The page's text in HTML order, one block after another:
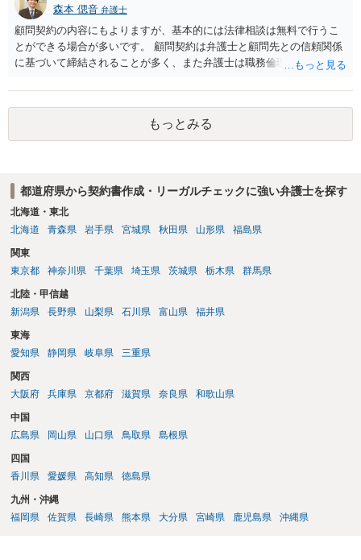
送・宿泊等のサービス提供者とは独立した立場であること、②参加者
の移動・アクティビティ参加は自己の判断と責任によること、③講師
の故意・重大な過失を除く範囲で事故等についての責任を限定するこ
とを明示すること。 この辺りは意識して書類等を作成された方がよろ
しいかと思います。 公開の場で個別具体的な内容に従って回答するの
にも限界がありますので、資料などを持参の上、弁護士の相談される
ことをお勧めします。
森本 偲音 弁護士
顧問契約の内容にもよりますが、基本的には法律相談は無料で行うこ
とができる場合が多いです。 顧問契約は弁護士と顧問先との信頼関係
に基づいて締結されることが多く、また弁護士は職務倫理上誠実に職
といった理由で真剣に回答しないということはございません。 仮にそ
ういった弁護士がいる場合は、その方個人の問題になりますが、顧問
先から顧問契約を打ち切られたり、場合によっては懲戒請求を 受ける
といったことになろうかと存じます。 以上ご参考までに。
もっとみる
都道府県から契約書作成・リーガルチェックに強い弁護士を探す
北海道・東北
北海道
青森県 岩手県 宮城県 秋田県 山形県 福島県
関東
東京都
神奈川県 千葉県 埼玉県 茨城県 栃木県 群馬県
北陸・甲信越
新潟県
長野県 山梨県 石川県 富山県 福井県
東海
愛知県
静岡県 岐阜県 三重県
関西
大阪府
兵庫県 京都府 滋賀県 奈良県 和歌山県
中国
広島県
岡山県 山口県 鳥取県 島根県
四国
香川県
愛媛県 高知県 徳島県
九州・沖縄
福岡県
佐賀県 長崎県 熊本県 大分県 宮崎県 鹿児島県 沖縄県